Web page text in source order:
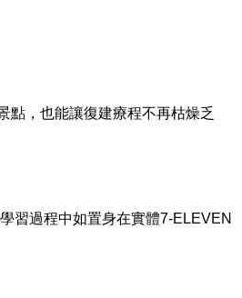
點，也能讓復建療程不再枯燥乏
習過程中如置身在實體7-ELEVEN